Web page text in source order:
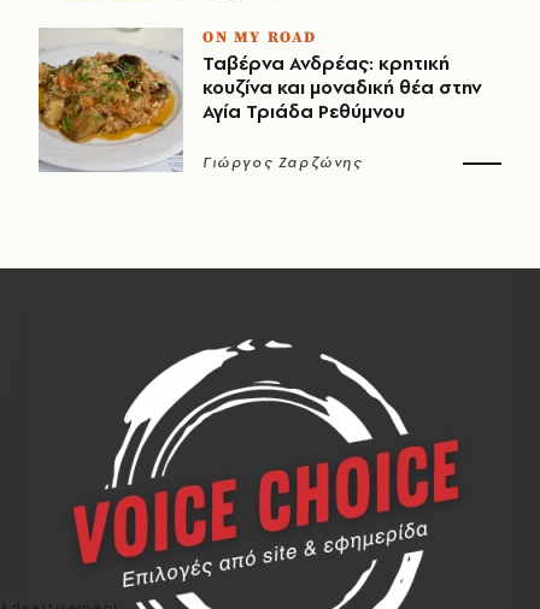
ON MY ROAD
Ταβέρνα Ανδρέας: κρητική
κουζίνα και μοναδική θέα στην
Αγία Τριάδα Ρεθύμνου
Γιώργος Ζαρζώνης